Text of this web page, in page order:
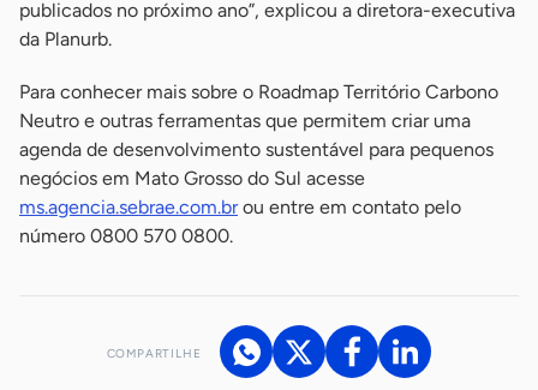
publicados no próximo ano”, explicou a diretora-executiva
da Planurb.
Para conhecer mais sobre o Roadmap Território Carbono
Neutro e outras ferramentas que permitem criar uma
agenda de desenvolvimento sustentável para pequenos
negócios em Mato Grosso do Sul acesse
ms.agencia.sebrae.com.brou entre em contato pelo
número 0800 570 0800.
COMPARTILHE